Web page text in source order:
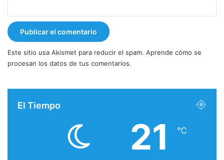
Este sitio usa Akismet para reducir el spam. Aprende cómo se
procesan los datos de tus comentarios.
El Tiempo
21 ℃